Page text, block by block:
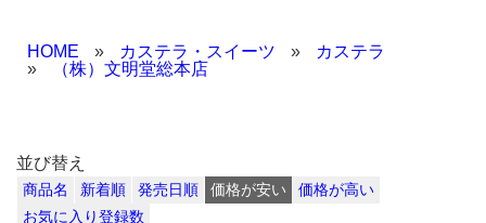
HOME » カステラ・スイーツ »
カステラ
»
（株）文明堂総本店
並び替え
商品名 新着順 発売日順 価格が安い
価格が高い
お気に入り登録数